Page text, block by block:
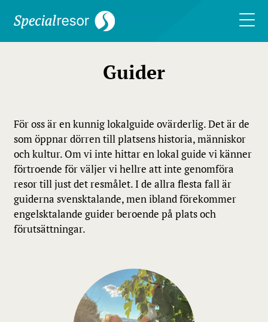
Guider
För oss är en kunnig lokalguide ovärderlig. Det är de
som öppnar dörren till platsens historia, människor
och kultur. Om vi inte hittar en lokal guide vi känner
förtroende för väljer vi hellre att inte genomföra
resor till just det resmålet. I de allra flesta fall är
guiderna svensktalande, men ibland förekommer
engelsktalande guider beroende på plats och
förutsättningar.